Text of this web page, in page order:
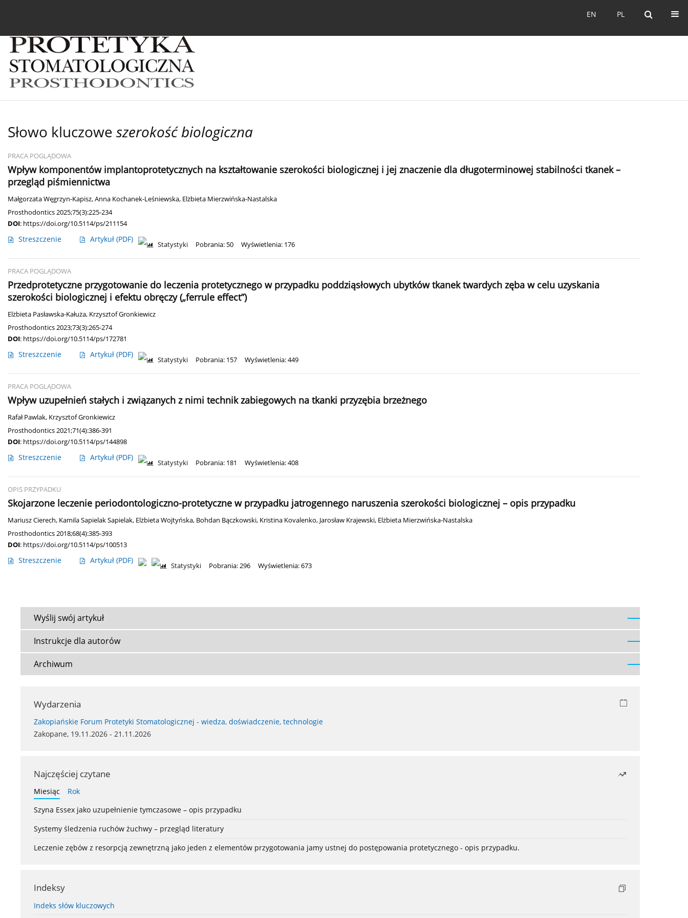
PL
EN PL
EN
Słowo kluczowe szerokość biologiczna
PRACA POGLĄDOWA
Wpływ komponentów implantoprotetycznych na kształtowanie szerokości biologicznej i jej znaczenie dla długoterminowej stabilności tkanek –
przegląd piśmiennictwa
Małgorzata Węgrzyn-Kapisz,Anna Kochanek-Leśniewska, Elżbieta Mierzwińska-Nastalska
Prosthodontics 2025;75(3):225-234
DOI: https://doi.org/10.5114/ps/211154
Streszczenie Artykuł (PDF)
Statystyki Pobrania: 50 Wyświetlenia: 176
PRACA POGLĄDOWA
Przedprotetyczne przygotowanie do leczenia protetycznego w przypadku poddziąsłowych ubytków tkanek twardych zęba w celu uzyskania
szerokości biologicznej i efektu obręczy („ferrule effect”)
Elżbieta Pasławska-Kałuża, Krzysztof Gronkiewicz
Prosthodontics 2023;73(3):265-274
DOI: https://doi.org/10.5114/ps/172781
Streszczenie Artykuł (PDF)
Statystyki Pobrania: 157 Wyświetlenia: 449
PRACA POGLĄDOWA
Wpływ uzupełnień stałych i związanych z nimi technik zabiegowych na tkanki przyzębia brzeżnego
Rafał Pawlak, Krzysztof Gronkiewicz
Prosthodontics 2021;71(4):386-391
DOI: https://doi.org/10.5114/ps/144898
Streszczenie Artykuł (PDF)
Statystyki Pobrania: 181 Wyświetlenia: 408
OPIS PRZYPADKU
Skojarzone leczenie periodontologiczno-protetyczne w przypadku jatrogennego naruszenia szerokości biologicznej – opis przypadku
Mariusz Cierech, Kamila Sapielak Sapielak, Elżbieta Wojtyńska, Bohdan Bączkowski, Kristina Kovalenko, Jarosław Krajewski, Elżbieta Mierzwińska-Nastalska
Prosthodontics 2018;68(4):385-393
DOI: https://doi.org/10.5114/ps/100513
Streszczenie Artykuł (PDF)
Statystyki Pobrania: 296 Wyświetlenia: 673
Wyślij swój artykuł
Instrukcje dla autorów
Archiwum
Wydarzenia
Zakopiańskie Forum Protetyki Stomatologicznej - wiedza, doświadczenie, technologie
Zakopane, 19.11.2026 - 21.11.2026
Najczęściej czytane
Miesiąc
Rok
Szyna Essex jako uzupełnienie tymczasowe – opis przypadku
Systemy śledzenia ruchów żuchwy – przegląd literatury
Leczenie zębów z resorpcją zewnętrzną jako jeden z elementów przygotowania jamy ustnej do postępowania protetycznego - opis przypadku.
Indeksy
Indeks słów kluczowych